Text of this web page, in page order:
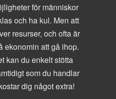
för människor
och ha kul. Men att
resurser, och ofta är
ekonomin att gå ihop.
kan du enkelt stötta
som du handlar
dig något extra!